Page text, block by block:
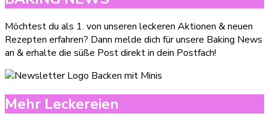
Möchtest du als 1. von unseren leckeren Aktionen & neuen
Rezepten erfahren? Dann melde dich für unsere Baking News
an & erhalte die süße Post direkt in dein Postfach!
Mehr Leckereien